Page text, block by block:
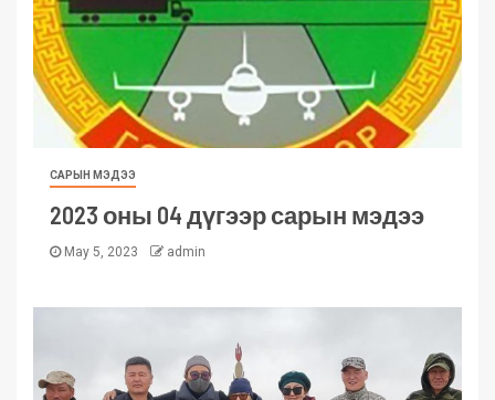
САРЫН МЭДЭЭ
2023 оны 04 дүгээр сарын мэдээ
May 5, 2023 admin